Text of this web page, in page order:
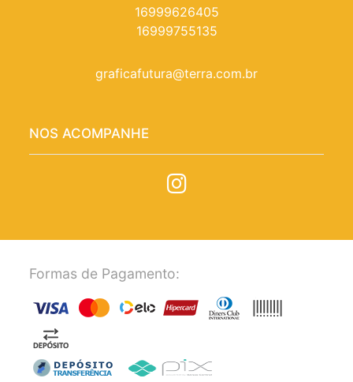
16999626405
16999755135
graficafutura@terra.com.br
NOS ACOMPANHE
Formas de Pagamento: